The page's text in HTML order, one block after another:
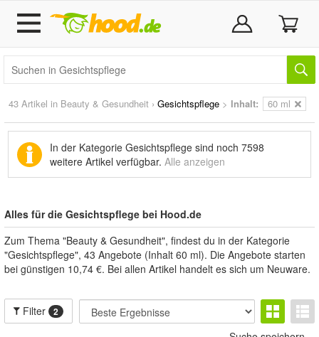
43 Artikel in Beauty & Gesundheit › Gesichtspflege > Inhalt: 60 ml
In der Kategorie Gesichtspflege sind noch 7598
weitere Artikel verfügbar. Alle anzeigen
Alles für die Gesichtspflege bei Hood.de
Zum Thema "Beauty & Gesundheit", findest du in der Kategorie
"Gesichtspflege", 43 Angebote (Inhalt 60 ml). Die Angebote starten
bei günstigen 10,74 €. Bei allen Artikel handelt es sich um Neuware.
Filter 2